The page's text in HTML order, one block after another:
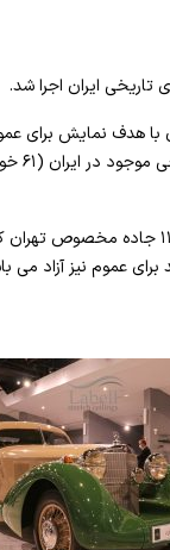
ایران اجرا شد.
با هدف نمایش برای
نایاب
این موزه که در کیلومتر ۱۰ و ۱۱